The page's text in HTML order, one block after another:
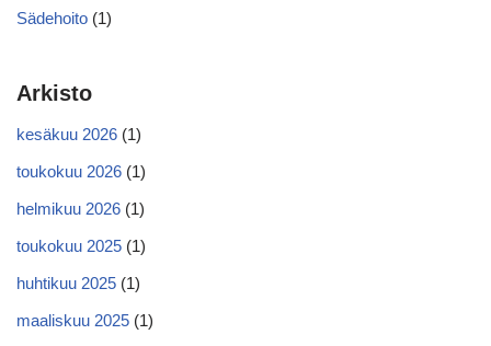
Sädehoito (1)
Arkisto
kesäkuu 2026 (1)
toukokuu 2026 (1)
helmikuu 2026 (1)
toukokuu 2025 (1)
huhtikuu 2025 (1)
maaliskuu 2025 (1)